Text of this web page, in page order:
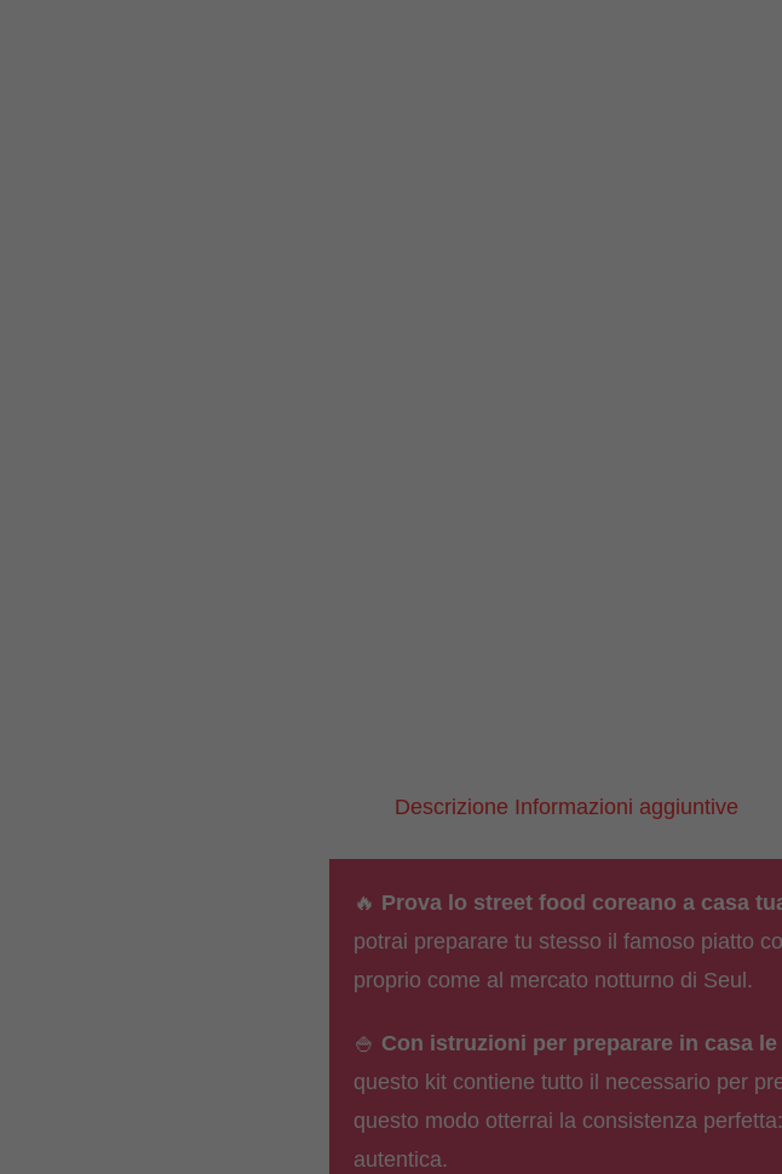
Descrizione Informazioni aggiuntive
🔥 Prova lo street food coreano a casa
potrai preparare tu stesso il famoso piatto
proprio come al mercato notturno di Seul.
🍚 Con istruzioni per preparare in casa
questo kit contiene tutto il necessario per
questo modo otterrai la consistenza
autentica.